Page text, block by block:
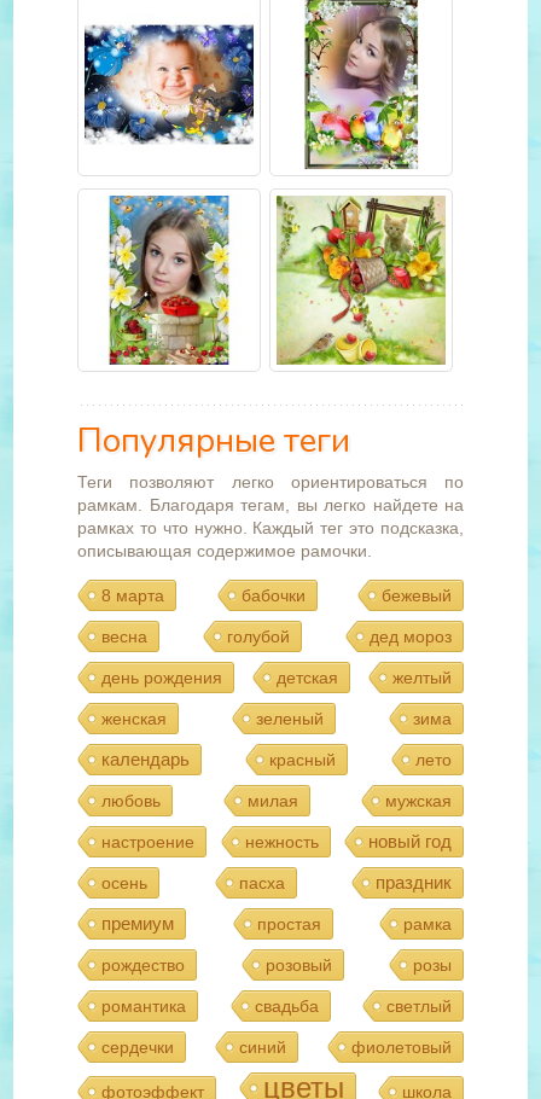
Популярные теги
Теги позволяют легко ориентироваться по
рамкам. Благодаря тегам, вы легко найдете на
рамках то что нужно. Каждый тег это подсказка,
описывающая содержимое рамочки.
8 марта бабочки бежевый
весна голубой дед мороз
день рождения детская желтый
женская зеленый зима
календарь красный лето
любовь милая мужская
настроение нежность новый год
осень пасха
праздник
премиум
простая рамка
рождество розовый розы
романтика свадьба светлый
сердечки синий фиолетовый
фотоэффект цветы школа